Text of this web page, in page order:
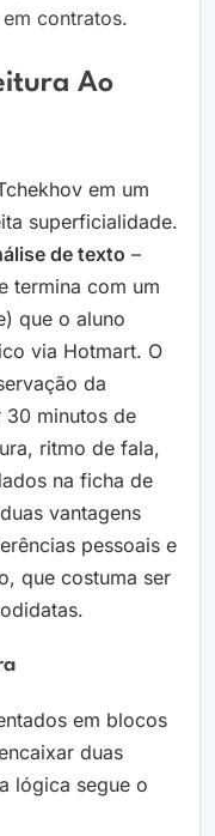
contratos.
Ao
em um
superficialidade.
de texto –
termina com um
que o aluno
via Hotmart. O
da
30 minutos de
ritmo de fala,
na ficha de
vantagens
pessoais e
que costuma ser
em blocos
duas
lógica segue o